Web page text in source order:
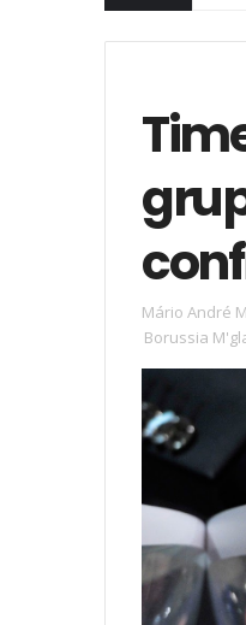
Mário André
Borussia